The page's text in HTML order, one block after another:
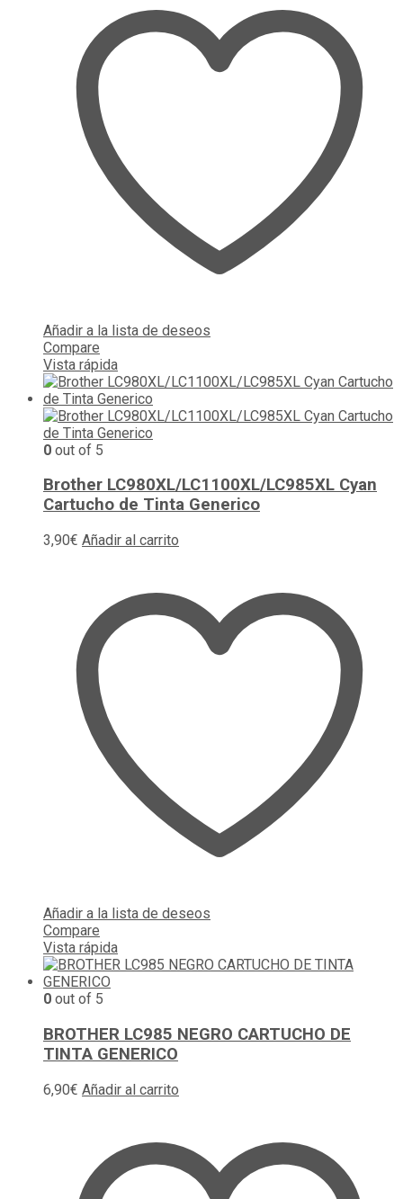
Añadir a la lista de deseos
Compare
Vista rápida
0 out of 5
Brother LC980XL/LC1100XL/LC985XL Cyan
Cartucho de Tinta Generico
3,90€ Añadir al carrito
Añadir a la lista de deseos
Compare
Vista rápida
0 out of 5
BROTHER LC985 NEGRO CARTUCHO DE
TINTA GENERICO
6,90€ Añadir al carrito